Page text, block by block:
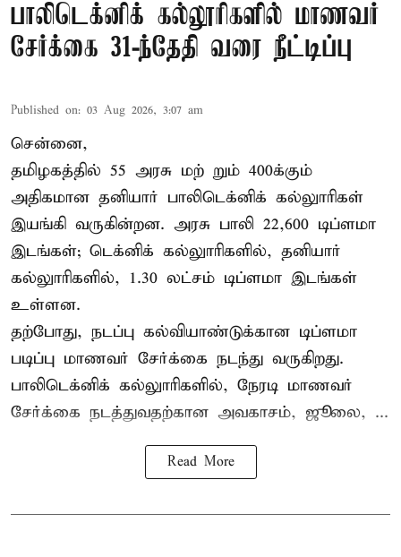
பாலிடெக்னிக் கல்லூரிகளில் மாணவர்
சேர்க்கை 31-ந்தேதி வரை நீட்டிப்பு
Published on: 03 Aug 2026, 3:07 am
சென்னை,
தமிழகத்தில் 55 அரசு மற் றும் 400க்கும்
அதிகமான தனியார் பாலிடெக்னிக் கல்லுாரிகள்
இயங்கி வருகின்றன. அரசு பாலி 22,600 டிப்ளமா
இடங்கள்; டெக்னிக் கல்லுாரிகளில், தனியார்
கல்லுாரிகளில், 1.30 லட்சம் டிப்ளமா இடங்கள்
உள்ளன.
தற்போது, நடப்பு கல்வியாண்டுக்கான டிப்ளமா
படிப்பு மாணவர் சேர்க்கை நடந்து வருகிறது.
பாலிடெக்னிக் கல்லுாரிகளில், நேரடி மாணவர்
சேர்க்கை நடத்துவதற்கான அவகாசம், ஜூலை, ...
Read More